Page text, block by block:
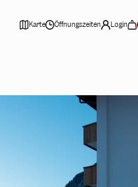
Karte Öffnungszeiten Login